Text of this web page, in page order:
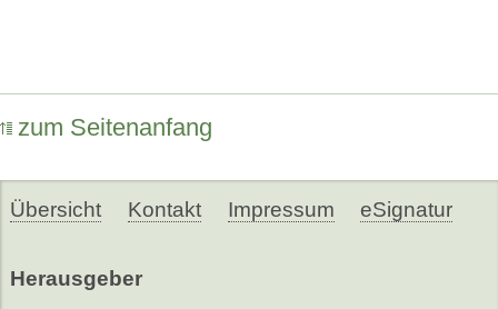
zum Seitenanfang
Übersicht Kontakt Impressum eSignatur
Herausgeber